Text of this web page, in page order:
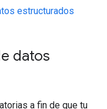
estructurados
datos
a fin de que tu